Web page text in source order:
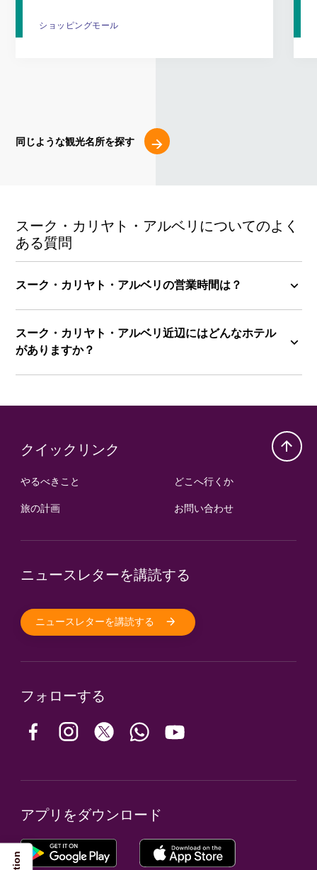
ショッピングモール
ショッピングモール
同じような観光名所を探す
スーク・カリヤト・アルベリについてのよく
ある質問
スーク・カリヤト・アルベリの営業時間は？
スーク・カリヤト・アルベリ近辺にはどんなホテル
がありますか？
クイックリンク
やるべきこと
旅の計画
どこへ行くか
お問い合わせ
ニュースレターを講読する
ニュースレターを講読する
フォローする
アプリをダウンロード